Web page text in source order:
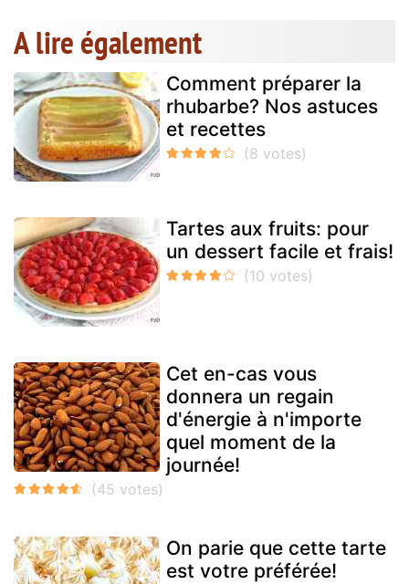
A lire également
Comment préparer la
rhubarbe? Nos astuces
et recettes
Tartes aux fruits: pour
un dessert facile et frais!
Cet en-cas vous
donnera un regain
d'énergie à n'importe
quel moment de la
journée!
On parie que cette tarte
est votre préférée!